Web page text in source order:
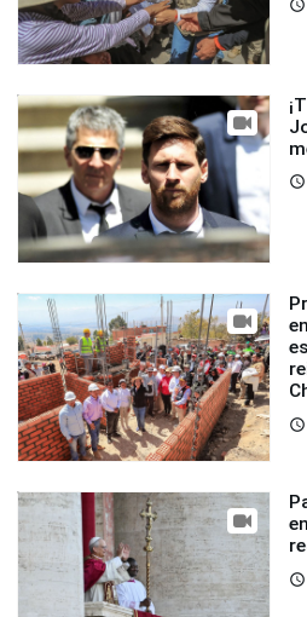
access_time
access_time
access_time
access_time